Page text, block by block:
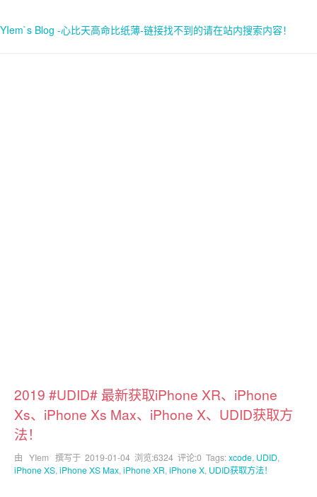
YIem`s Blog -心比天高命比纸薄-链接找不到的请在站内搜索内容！
2019 #UDID# 最新获取iPhone XR、iPhone
Xs、iPhone Xs Max、iPhone X、UDID获取方
法！
由 YIem 撰写于 2019-01-04 浏览:6324 评论:0 Tags:xcode, UDID,
iPhone XS, iPhone XS Max, iPhone XR, iPhone X, UDID获取方法！